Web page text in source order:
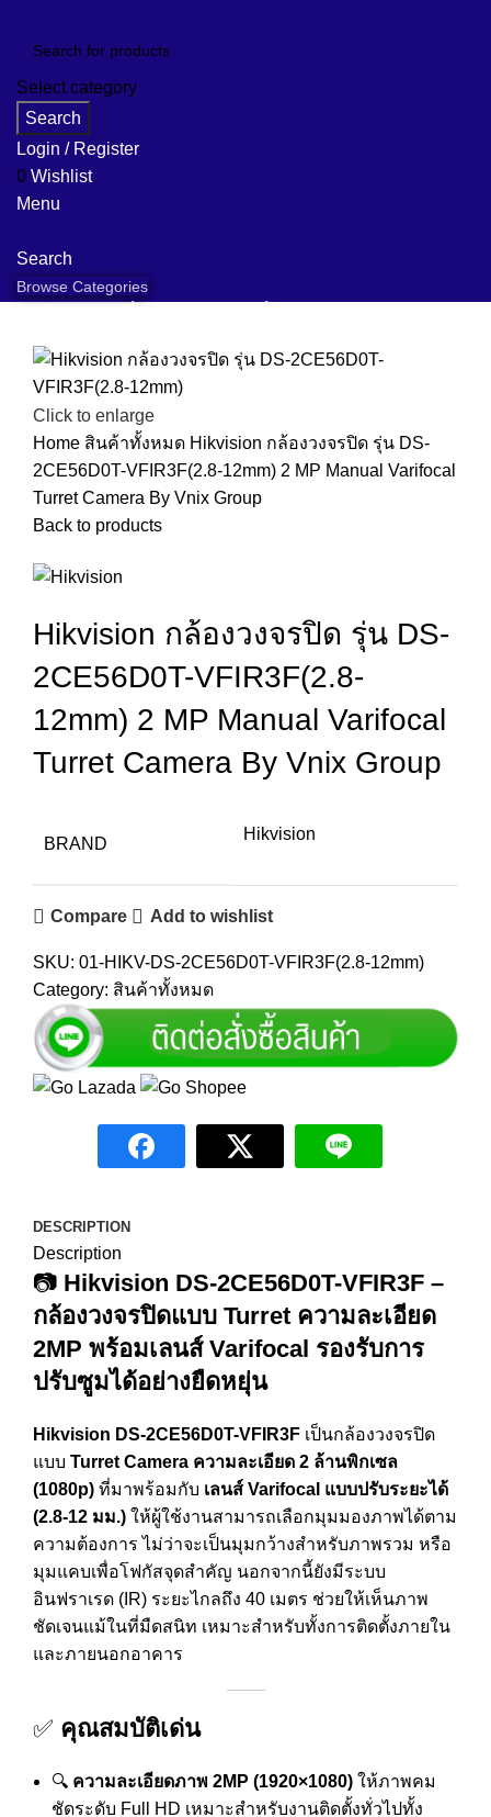
Select category
Search
Login / Register
0 Wishlist
Menu
Search
Browse Categories
Click to enlarge
Home สินค้าทั้งหมด Hikvision กล้องวงจรปิด รุ่น DS-
2CE56D0T-VFIR3F(2.8-12mm) 2 MP Manual Varifocal
Turret Camera By Vnix Group
Back to products
Hikvision กล้องวงจรปิด รุ่น DS-
2CE56D0T-VFIR3F(2.8-
12mm) 2 MP Manual Varifocal
Turret Camera By Vnix Group
BRAND
Hikvision
Compare Add to wishlist
SKU: 01-HIKV-DS-2CE56D0T-VFIR3F(2.8-12mm)
Category: สินค้าทั้งหมด
DESCRIPTION
Description
📷 Hikvision DS-2CE56D0T-VFIR3F –
กล้องวงจรปิดแบบ Turret ความละเอียด
2MP พร้อมเลนส์ Varifocal รองรับการ
ปรับซูมได้อย่างยืดหยุ่น
Hikvision DS-2CE56D0T-VFIR3F เป็นกล้องวงจรปิด
แบบ Turret Camera ความละเอียด 2 ล้านพิกเซล
(1080p) ที่มาพร้อมกับ เลนส์ Varifocal แบบปรับระยะได้
(2.8-12 มม.) ให้ผู้ใช้งานสามารถเลือกมุมมองภาพได้ตาม
ความต้องการ ไม่ว่าจะเป็นมุมกว้างสำหรับภาพรวม หรือ
มุมแคบเพื่อโฟกัสจุดสำคัญ นอกจากนี้ยังมีระบบ
อินฟราเรด (IR) ระยะไกลถึง 40 เมตร ช่วยให้เห็นภาพ
ชัดเจนแม้ในที่มืดสนิท เหมาะสำหรับทั้งการติดตั้งภายใน
และภายนอกอาคาร
✅ คุณสมบัติเด่น
🔍 ความละเอียดภาพ 2MP (1920×1080) ให้ภาพคม
ชัดระดับ Full HD เหมาะสำหรับงานติดตั้งทั่วไปทั้ง